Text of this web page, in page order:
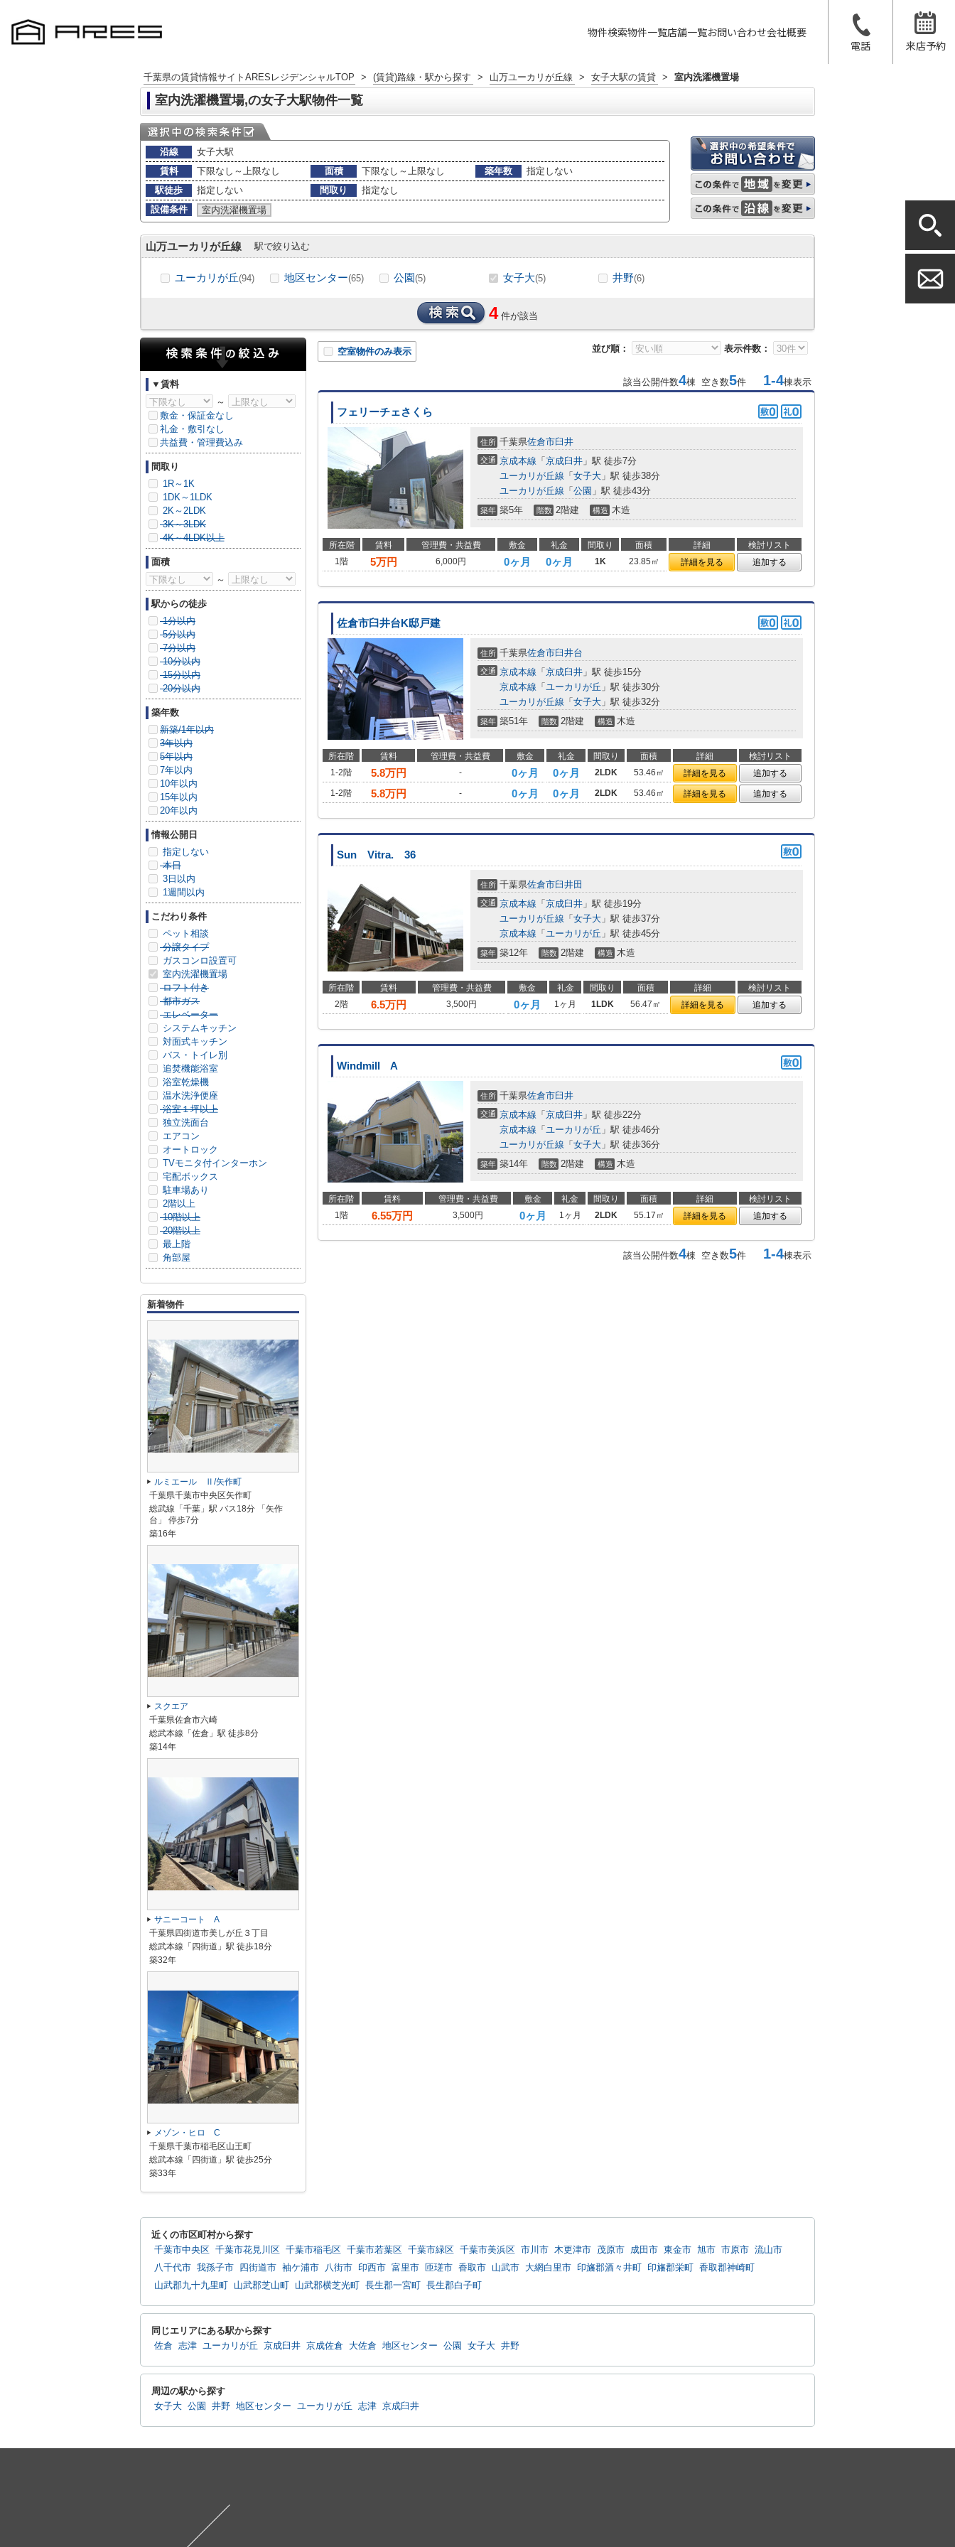
物件検索物件一覧店舗一覧お問い合わせ会社概要
電話
来店予約
千葉県の賃貸情報サイトARESレジデンシャルTOP > (賃貸)路線・駅から探す > 山万ユーカリが丘線 > 女子大駅の賃貸 > 室内洗濯機置場
室内洗濯機置場,の女子大駅物件一覧
沿線
女子大駅
賃料
下限なし～上限なし 面積 下限なし～上限なし 築年数
指定しない
駅徒歩
指定しない 間取り
指定なし
設備条件
室内洗濯機置場
山万ユーカリが丘線 駅で絞り込む
ユーカリが丘(94) 地区センター(65) 公園(5) 女子大(5) 井野(6)
4 件が該当
並び順： 表示件数：
空室物件のみ表示
該当公開件数4棟 空き数5件 1-4棟表示
フェリーチェさくら
住所 千葉県佐倉市臼井
交通 京成本線 「 京成臼井 」駅 徒歩7分
ユーカリが丘線 「 女子大 」駅 徒歩38分
ユーカリが丘線 「 公園 」駅 徒歩43分
築年 築5年 階数 2階建 構造 木造
所在階 賃料 管理費・共益費 敷金 礼金 間取り 面積 詳細
検討リスト
1階
5万円 6,000円 0ヶ月 0ヶ月 1K 23.85㎡ 詳細を見る 追加する
佐倉市臼井台K邸戸建
住所 千葉県佐倉市臼井台
交通 京成本線 「 京成臼井 」駅 徒歩15分
京成本線 「 ユーカリが丘 」駅 徒歩30分
ユーカリが丘線 「 女子大 」駅 徒歩32分
築年 築51年 階数 2階建 構造 木造
所在階 賃料 管理費・共益費 敷金 礼金 間取り 面積 詳細
検討リスト
1-2階
5.8万円 - 0ヶ月 0ヶ月 2LDK 53.46㎡ 詳細を見る
追加する
1-2階
5.8万円 - 0ヶ月 0ヶ月 2LDK 53.46㎡ 詳細を見る 追加する
Sun Vitra. 36
住所 千葉県佐倉市臼井田
交通 京成本線 「 京成臼井 」駅 徒歩19分
ユーカリが丘線 「 女子大 」駅 徒歩37分
京成本線 「 ユーカリが丘 」駅 徒歩45分
築年 築12年 階数 2階建 構造 木造
所在階 賃料 管理費・共益費 敷金 礼金 間取り 面積 詳細
検討リスト
2階
6.5万円 3,500円 0ヶ月 1ヶ月 1LDK 56.47㎡ 詳細を見る 追加する
Windmill A
住所 千葉県佐倉市臼井
交通 京成本線 「 京成臼井 」駅 徒歩22分
京成本線 「 ユーカリが丘 」駅 徒歩46分
ユーカリが丘線 「 女子大 」駅 徒歩36分
築年 築14年 階数 2階建 構造 木造
所在階 賃料 管理費・共益費 敷金 礼金 間取り 面積 詳細
検討リスト
1階
6.55万円 3,500円 0ヶ月 1ヶ月 2LDK 55.17㎡ 詳細を見る 追加する
該当公開件数4棟 空き数5件 1-4棟表示
▼賃料
～
敷金・保証金なし
礼金・敷引なし
共益費・管理費込み
間取り
1R～1K
1DK～1LDK
2K～2LDK
3K～3LDK
4K～4LDK以上
面積
～
駅からの徒歩
1分以内
5分以内
7分以内
10分以内
15分以内
20分以内
築年数
新築/1年以内
3年以内
5年以内
7年以内
10年以内
15年以内
20年以内
情報公開日
指定しない
本日
3日以内
1週間以内
こだわり条件
ペット相談
分譲タイプ
ガスコンロ設置可
室内洗濯機置場
ロフト付き
都市ガス
エレベーター
システムキッチン
対面式キッチン
バス・トイレ別
追焚機能浴室
浴室乾燥機
温水洗浄便座
浴室１坪以上
独立洗面台
エアコン
オートロック
TVモニタ付インターホン
宅配ボックス
駐車場あり
2階以上
10階以上
20階以上
最上階
角部屋
新着物件
ルミエール Ⅱ/矢作町
千葉県千葉市中央区矢作町
総武線「千葉」駅 バス18分 「矢作
台」 停歩7分
築16年
スクエア
千葉県佐倉市六崎
総武本線「佐倉」駅 徒歩8分
築14年
サニーコート A
千葉県四街道市美しが丘３丁目
総武本線「四街道」駅 徒歩18分
築32年
メゾン・ヒロ C
千葉県千葉市稲毛区山王町
総武本線「四街道」駅 徒歩25分
築33年
近くの市区町村から探す
千葉市中央区 千葉市花見川区 千葉市稲毛区 千葉市若葉区 千葉市緑区 千葉市美浜区 市川市 木更津市 茂原市 成田市 東金市 旭市 市原市 流山市
八千代市 我孫子市 四街道市 袖ケ浦市 八街市 印西市 富里市 匝瑳市 香取市 山武市 大網白里市 印旛郡酒々井町 印旛郡栄町
香取郡神崎町
山武郡九十九里町
山武郡芝山町 山武郡横芝光町 長生郡一宮町 長生郡白子町
同じエリアにある駅から探す
佐倉 志津 ユーカリが丘 京成臼井 京成佐倉 大佐倉 地区センター 公園 女子大 井野
周辺の駅から探す
女子大 公園 井野 地区センター ユーカリが丘 志津 京成臼井